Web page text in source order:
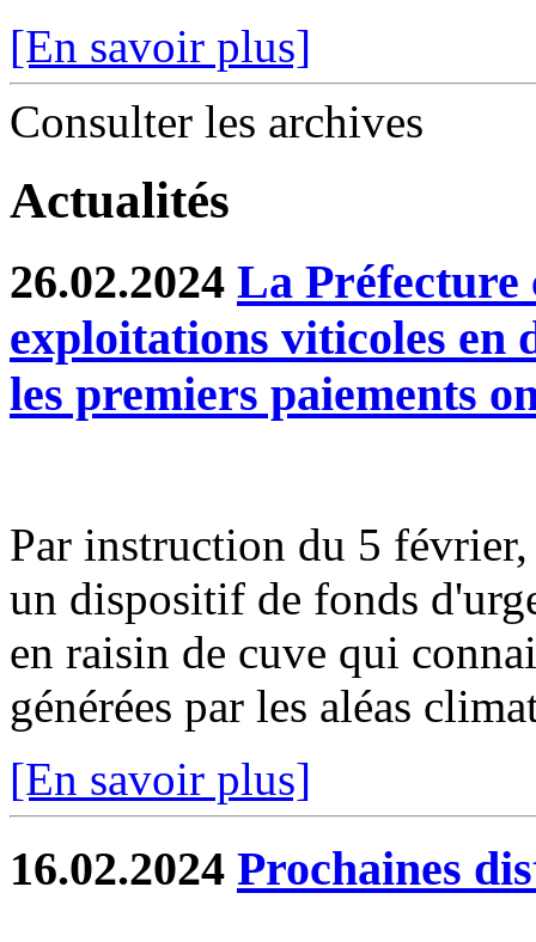
[En savoir plus]
Consulter les archives
Actualités
26.02.2024 La Préfecture
exploitations viticoles en
les premiers paiements
Par instruction du 5
un dispositif de fonds
en raisin de cuve qui
générées par les aléas
[En savoir plus]
16.02.2024 Prochaines